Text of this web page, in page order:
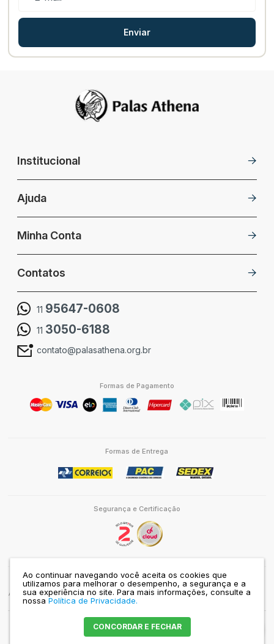
Ao continuar navegando você aceita os cookies que
utilizamos para melhorar o desempenho, a segurança e a
sua experiência no site. Para mais informações, consulte a
nossa Política de Privacidade.
CONCORDAR E FECHAR
Enviar
Institucional
Ajuda
Minha Conta
Contatos
11 95647-0608
11 3050-6188
contato@palasathena.org.br
Formas de Pagamento
Formas de Entrega
Segurança e Certificação
www.palasathena.org.br
ASSOCIAÇÃO PALAS ATHENA DO BRASIL | CNPJ: 43.310.283/0001-80 | RUA JOÃO
DO RIO, 75 | PINHEIROS | SÃO PAULO-SP | CEP 05417-090 |
Crie sua loja virtualcom a melhor empresa de e-commerce do Brasil.